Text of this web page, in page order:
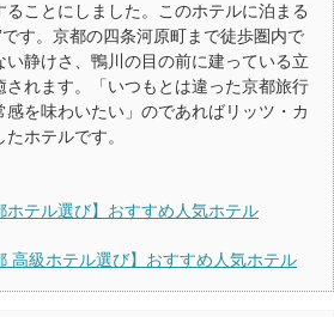
ることにしました。このホテルに泊まる
す。京都の四条河原町まで徒歩圏内で
静けさ、鴨川の目の前に建っている立
れます。「いつもとは違った京都旅行
を味わいたい」のであればリッツ・カ
ホテルです。
テル選び】おすすめ人気ホテル
高級ホテル選び】おすすめ人気ホテル